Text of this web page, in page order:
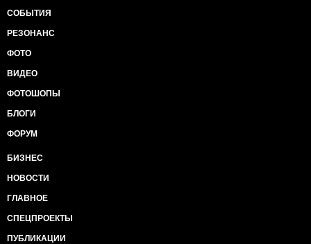
СОБЫТИЯ
РЕЗОНАНС
ФОТО
ВИДЕО
ФОТОШОПЫ
БЛОГИ
ФОРУМ
БИЗНЕС
НОВОСТИ
ГЛАВНОЕ
СПЕЦПРОЕКТЫ
ПУБЛИКАЦИИ